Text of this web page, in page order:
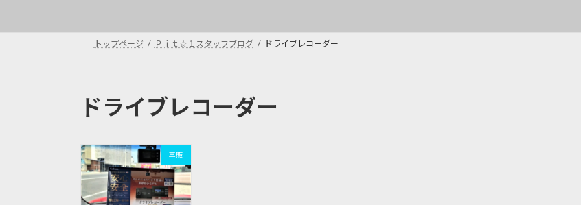
トップページ Ｐｉｔ☆１スタッフブログ ドライブレコーダー
ドライブレコーダー
車販